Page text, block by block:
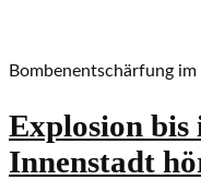
Bombenentschärfung im
Explosion bis
Innenstadt